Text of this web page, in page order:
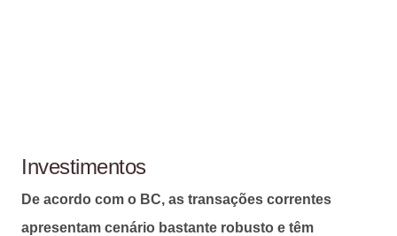
Investimentos
De acordo com o BC, as transações correntes
apresentam cenário bastante robusto e têm